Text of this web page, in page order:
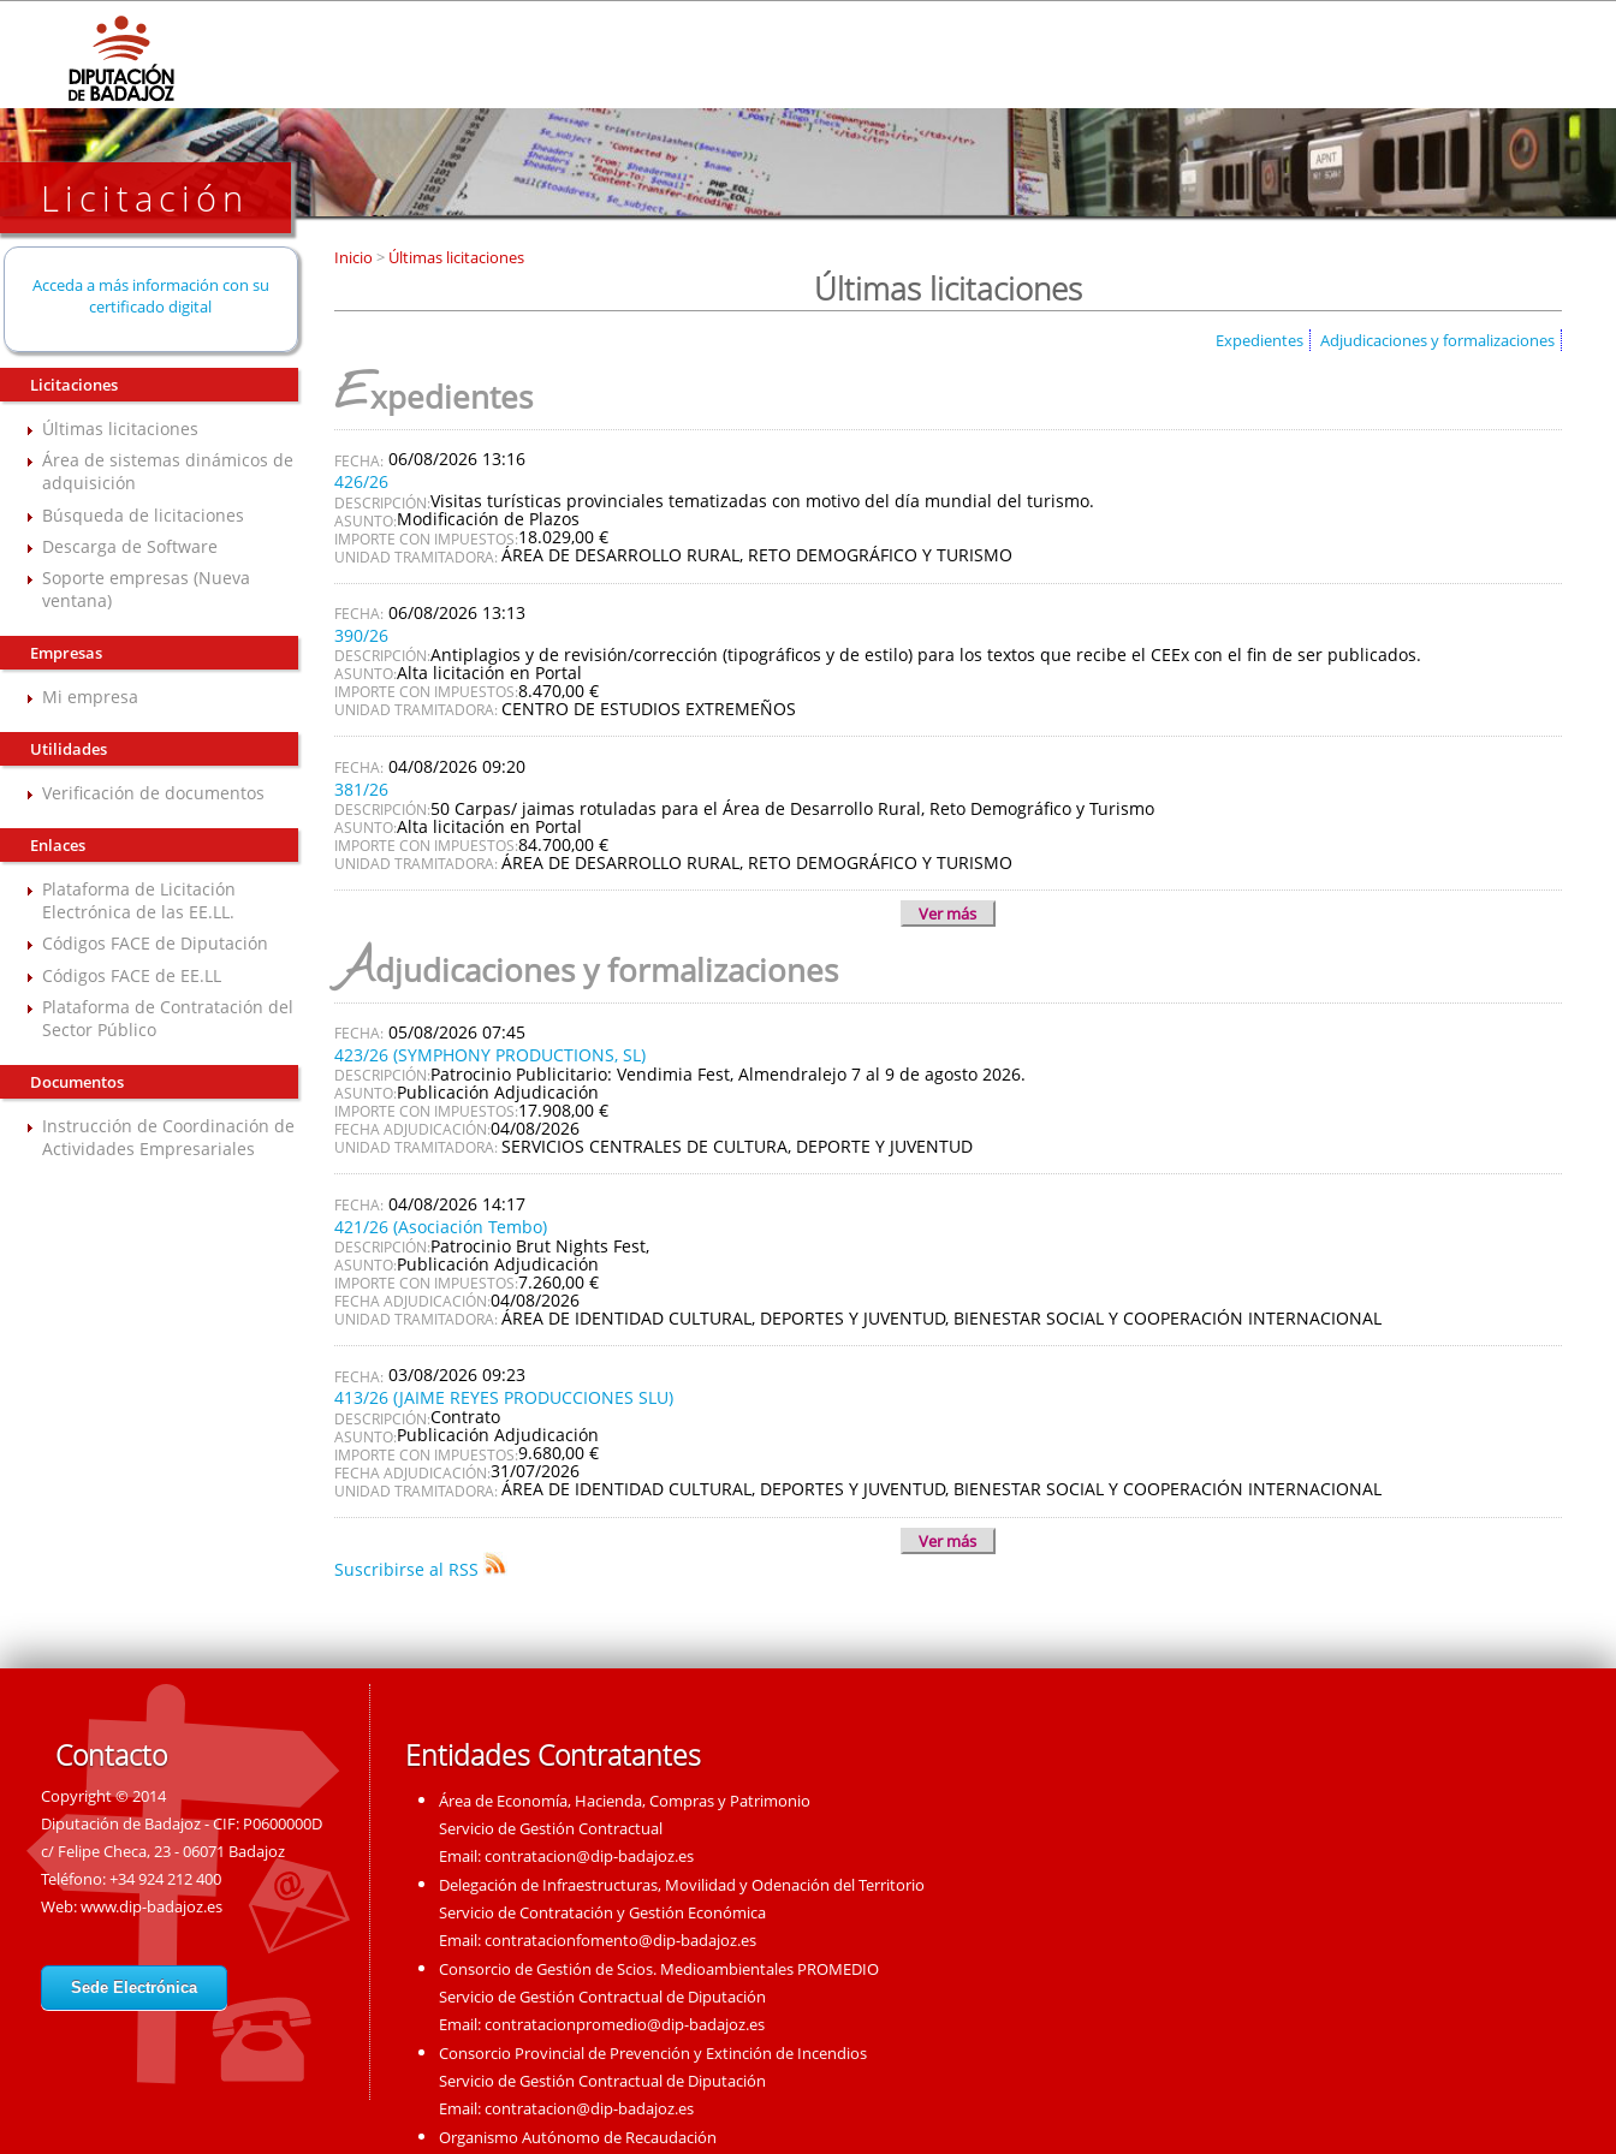
Licitación
Acceda a más información con su
certificado digital
Licitaciones
Últimas licitaciones
Área de sistemas dinámicos de
adquisición
Búsqueda de licitaciones
Descarga de Software
Soporte empresas (Nueva
ventana)
Empresas
Mi empresa
Utilidades
Verificación de documentos
Enlaces
Plataforma de Licitación
Electrónica de las EE.LL.
Códigos FACE de Diputación
Códigos FACE de EE.LL
Plataforma de Contratación del
Sector Público
Documentos
Instrucción de Coordinación de
Actividades Empresariales
Inicio >Últimas licitaciones
Últimas licitaciones
Expedientes Adjudicaciones y formalizaciones
Expedientes
06/08/2026 13:16
426/26
DESCRIPCIÓN:Visitas turísticas provinciales tematizadas con motivo del día mundial del turismo.
ASUNTO:Modificación de Plazos
IMPORTE CON IMPUESTOS:18.029,00 €
UNIDAD TRAMITADORA: ÁREA DE DESARROLLO RURAL, RETO DEMOGRÁFICO Y TURISMO
06/08/2026 13:13
390/26
DESCRIPCIÓN:Antiplagios y de revisión/corrección (tipográficos y de estilo) para los textos que recibe el CEEx con el fin de ser publicados.
ASUNTO:Alta licitación en Portal
IMPORTE CON IMPUESTOS:8.470,00 €
UNIDAD TRAMITADORA: CENTRO DE ESTUDIOS EXTREMEÑOS
04/08/2026 09:20
381/26
DESCRIPCIÓN:50 Carpas/ jaimas rotuladas para el Área de Desarrollo Rural, Reto Demográfico y Turismo
ASUNTO:Alta licitación en Portal
IMPORTE CON IMPUESTOS:84.700,00 €
UNIDAD TRAMITADORA: ÁREA DE DESARROLLO RURAL, RETO DEMOGRÁFICO Y TURISMO
Ver más
Adjudicaciones y formalizaciones
05/08/2026 07:45
423/26 (SYMPHONY PRODUCTIONS, SL)
DESCRIPCIÓN:Patrocinio Publicitario: Vendimia Fest, Almendralejo 7 al 9 de agosto 2026.
ASUNTO:Publicación Adjudicación
IMPORTE CON IMPUESTOS:17.908,00 €
FECHA ADJUDICACIÓN:04/08/2026
UNIDAD TRAMITADORA: SERVICIOS CENTRALES DE CULTURA, DEPORTE Y JUVENTUD
04/08/2026 14:17
421/26 (Asociación Tembo)
DESCRIPCIÓN:Patrocinio Brut Nights Fest,
ASUNTO:Publicación Adjudicación
IMPORTE CON IMPUESTOS:7.260,00 €
FECHA ADJUDICACIÓN:04/08/2026
UNIDAD TRAMITADORA: ÁREA DE IDENTIDAD CULTURAL, DEPORTES Y JUVENTUD, BIENESTAR SOCIAL Y COOPERACIÓN INTERNACIONAL
03/08/2026 09:23
413/26 (JAIME REYES PRODUCCIONES SLU)
DESCRIPCIÓN:Contrato
ASUNTO:Publicación Adjudicación
IMPORTE CON IMPUESTOS:9.680,00 €
FECHA ADJUDICACIÓN:31/07/2026
UNIDAD TRAMITADORA: ÁREA DE IDENTIDAD CULTURAL, DEPORTES Y JUVENTUD, BIENESTAR SOCIAL Y COOPERACIÓN INTERNACIONAL
Ver más
Suscribirse al RSS
Contacto
Copyright © 2014
Diputación de Badajoz - CIF: P0600000D
c/ Felipe Checa, 23 - 06071 Badajoz
Teléfono: +34 924 212 400
Web:www.dip-badajoz.es
Sede Electrónica
Entidades Contratantes
Área de Economía, Hacienda, Compras y Patrimonio
Servicio de Gestión Contractual
Email:contratacion@dip-badajoz.es
Delegación de Infraestructuras, Movilidad y Odenación del Territorio
Servicio de Contratación y Gestión Económica
Email:contratacionfomento@dip-badajoz.es
Consorcio de Gestión de Scios. Medioambientales PROMEDIO
Servicio de Gestión Contractual de Diputación
Email:contratacionpromedio@dip-badajoz.es
Consorcio Provincial de Prevención y Extinción de Incendios
Servicio de Gestión Contractual de Diputación
Email:contratacion@dip-badajoz.es
Organismo Autónomo de Recaudación